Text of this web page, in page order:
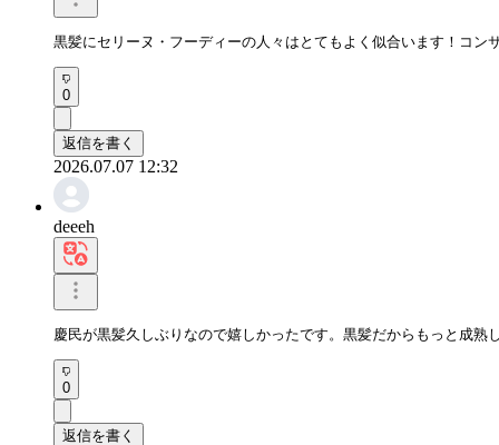
黒髪にセリーヌ・フーディーの人々はとてもよく似合います！コ
0
返信を書く
2026.07.07 12:32
deeeh
慶民が黒髪久しぶりなので嬉しかったです。黒髪だからもっと成熟
0
返信を書く